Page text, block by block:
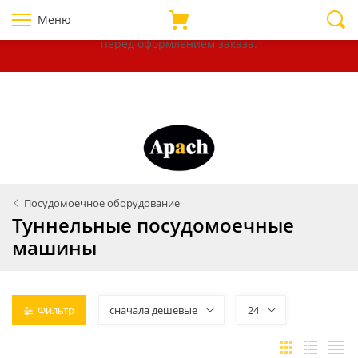
Уважаемые покупатели!
В связи с нестабильностью курсов
валют, убедительно просим уточнять цены на товары
перед оформлениемзаказа.
Меню
Посудомоечное оборудование
Туннельные посудомоечные
машины
Фильтр сначала дешевые 24